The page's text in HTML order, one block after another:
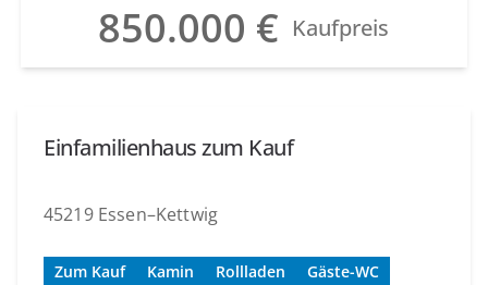
850.000 € Kaufpreis
Einfamilienhaus zum Kauf
45219 Essen–Kettwig
Zum Kauf Kamin Rollladen
Gäste-WC